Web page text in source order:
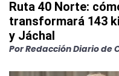
Ruta 40 Norte:
transformará 143
y Jáchal
PorRedacción Diario de